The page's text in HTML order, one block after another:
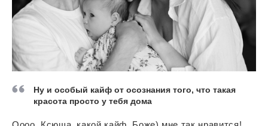
Ну и особый кайф от осознания того, что такая
красота просто у тебя дома